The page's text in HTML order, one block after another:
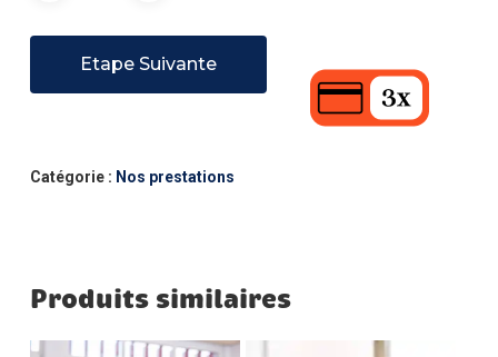
Etape Suivante
Catégorie : Nos prestations
Produits similaires